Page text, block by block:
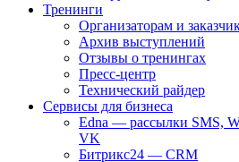
Тренинги
Организаторам и
Архив выступлений
Отзывы о тренингах
Пресс-центр
Технический райдер
Сервисы для бизнеса
Edna — рассылки SMS,
VK
Битрикс24 — CRM